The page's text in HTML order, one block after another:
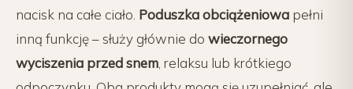
nacisk na całe ciało. Poduszka obciążeniowa pełni
inną funkcję – służy głównie do wieczornego
wyciszenia przed snem, relaksu lub krótkiego